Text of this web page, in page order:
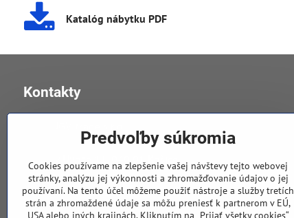
Katalóg nábytku PDF
Kontakty
0905 258 196
Predvoľby súkromia
Cookies používame na zlepšenie vašej návštevy tejto webovej
stránky, analýzu jej výkonnosti a zhromažďovanie údajov o jej
používaní. Na tento účel môžeme použiť nástroje a služby tretích
strán a zhromaždené údaje sa môžu preniesť k partnerom v EÚ,
USA alebo iných krajinách. Kliknutím na „Prijať všetky cookies“